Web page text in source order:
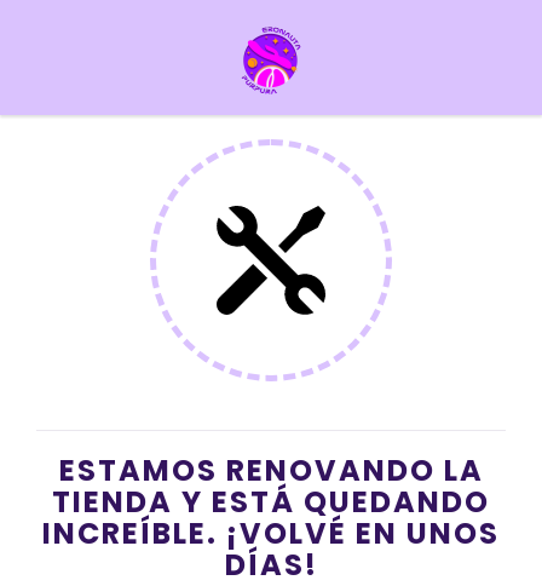
ESTAMOS RENOVANDO LA
TIENDA Y ESTÁ QUEDANDO
INCREÍBLE. ¡VOLVÉ EN UNOS
DÍAS!